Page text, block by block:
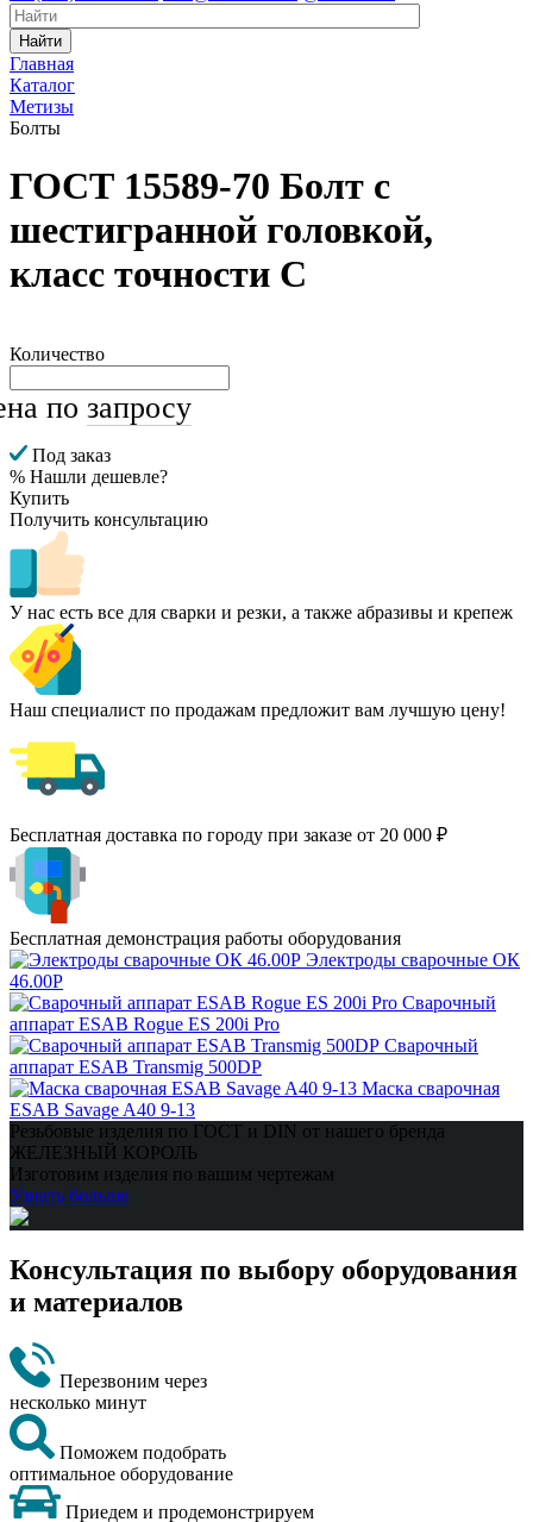
Найти
Главная
Каталог
Метизы
Болты
ГОСТ 15589-70 Болт с
шестигранной головкой,
класс точности С
Количество
по запросу
Под заказ
% Нашли дешевле?
Купить
Получить консультацию
У нас есть все для сварки и резки, а также абразивы и крепеж
Наш специалист по продажам предложит вам лучшую цену!
Бесплатная доставка по городу при заказе от 20 000 ₽
Бесплатная демонстрация работы оборудования
Электроды сварочные ОК
46.00Р
Сварочный
аппарат ESAB Rogue ES 200i Pro
Сварочный
аппарат ESAB Transmig 500DP
Маска сварочная
ESAB Savage A40 9-13
Резьбовые изделия по ГОСТ и DIN от нашего бренда
ЖЕЛЕЗНЫЙ КОРОЛЬ
Изготовим изделия по вашим чертежам
Узнать больше
Консультация по выбору оборудования
и материалов
Перезвоним через
несколько минут
Поможем подобрать
оптимальное оборудование
Приедем и продемонстрируем